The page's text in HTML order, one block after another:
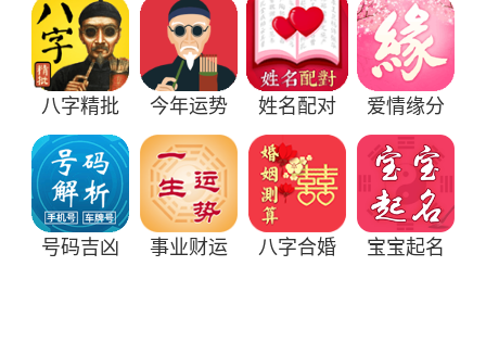
八字精批 今年运势 姓名配对 爱情缘分
号码吉凶 事业财运 八字合婚 宝宝起名